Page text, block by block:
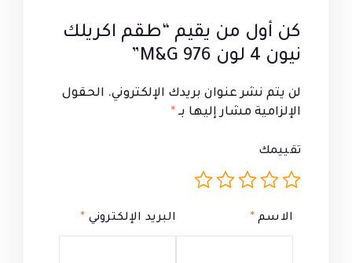
كن أول من يقيم “طقم اكريلك
نيون 4 لون 976 M&G”
لن يتم نشر عنوان بريدك الإلكتروني. الحقول
الإلزامية مشار إليها بـ *
تقييمك
الاسم * البريد الإلكتروني *